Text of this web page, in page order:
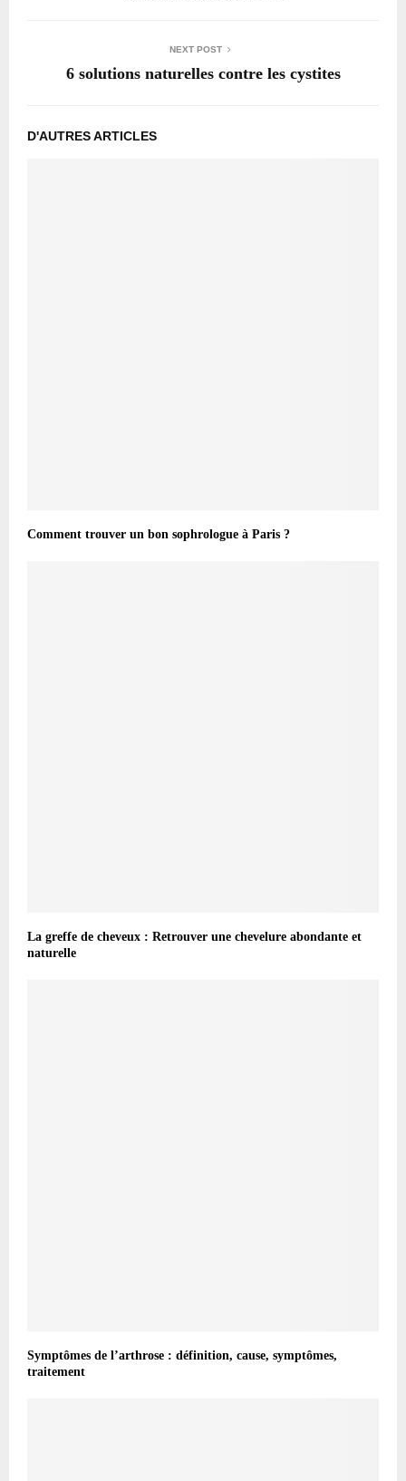
NEXT POST
6 solutions naturelles contre les cystites
D'AUTRES ARTICLES
Comment trouver un bon sophrologue à Paris ?
La greffe de cheveux : Retrouver une chevelure abondante et
naturelle
Symptômes de l’arthrose : définition, cause, symptômes,
traitement